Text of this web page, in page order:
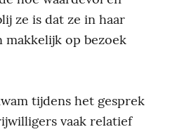
ze is dat ze in haar
makkelijk op bezoek
tijdens het gesprek
vaak relatief